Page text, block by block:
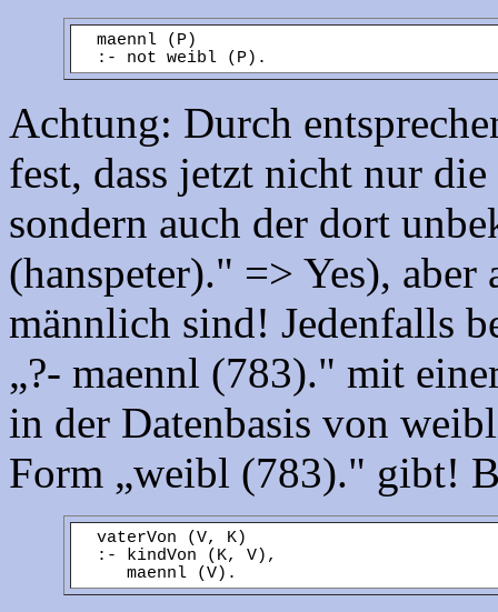
maennl (P)
:- not weibl (P).
Achtung: Durch
fest, dass jetzt nicht nur
sondern auch der dort
(hanspeter)." => Yes),
männlich sind! Jedenfalls
„?- maennl (783)." mit
in der Datenbasis von
Form „weibl (783)." gibt!
vaterVon (V, K)
:- kindVon (K, V),
maennl (V).